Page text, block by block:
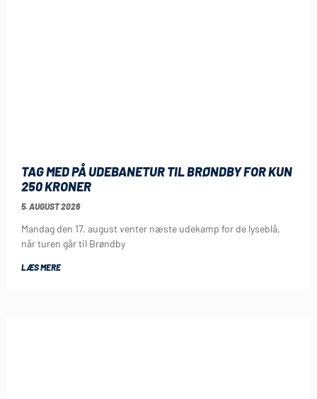
TAG MED PÅ UDEBANETUR TIL BRØNDBY FOR KUN
250 KRONER
5. AUGUST 2026
Mandag den 17. august venter næste udekamp for de lyseblå,
når turen går til Brøndby
LÆS MERE